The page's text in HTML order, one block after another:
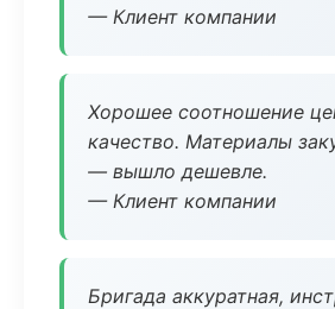
— Клиент компании
Хорошее соотношение
качество. Материалы
— вышло дешевле.
— Клиент компании
Бригада аккуратная,